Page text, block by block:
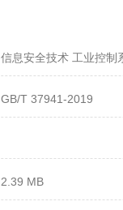
信息安全技术 工业控制
GB/T 37941-2019
2.39 MB